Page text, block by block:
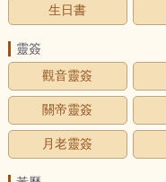
生日書
靈簽
觀音靈簽
關帝靈簽
月老靈簽